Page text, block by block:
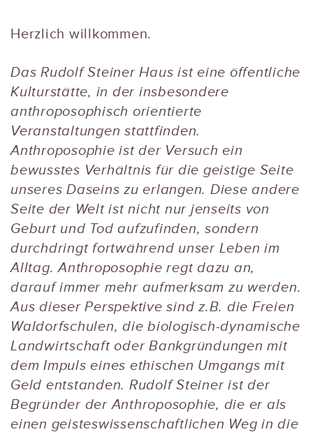
Herzlich willkommen.
Das Rudolf Steiner Haus ist eine öffentliche
Kulturstätte, in der insbesondere
anthroposophisch orientierte
Veranstaltungen stattfinden.
Anthroposophie ist der Versuch ein
bewusstes Verhältnis für die geistige Seite
unseres Daseins zu erlangen. Diese andere
Seite der Welt ist nicht nur jenseits von
Geburt und Tod aufzufinden, sondern
durchdringt fortwährend unser Leben im
Alltag. Anthroposophie regt dazu an,
darauf immer mehr aufmerksam zu werden.
Aus dieser Perspektive sind z.B. die Freien
Waldorfschulen, die biologisch-dynamische
Landwirtschaft oder Bankgründungen mit
dem Impuls eines ethischen Umgangs mit
Geld entstanden. Rudolf Steiner ist der
Begründer der Anthroposophie, die er als
einen geisteswissenschaftlichen Weg in die